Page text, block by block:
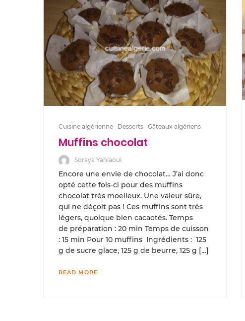
Cuisine algérienne Desserts Gâteaux algériens
Muffins chocolat
Soraya Yahiaoui
Encore une envie de chocolat… J’ai donc
opté cette fois-ci pour des muffins
chocolat très moelleux. Une valeur sûre,
qui ne déçoit pas ! Ces muffins sont très
légers, quoique bien cacaotés. Temps
de préparation : 20 min Temps de cuisson
: 15 min Pour 10 muffins Ingrédients : 125
g de sucre glace, 125 g de beurre, 125 g […]
READ MORE